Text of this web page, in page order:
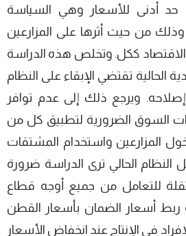
حد أدنى للأسعار وهي السياسة
وذلك من حيث أثرها على المزارعين
والاقتصاد ككل. وتخلص هذه الدراسة
الحالية تقتضي الإبقاء على النظام
ويرجع ذلك إلى عدم توافر
السوق الضرورية لتطبيق كل من
المزارعين واستخدام المشتقات
النظام الحالي ترى الدراسة ضرورة
للتعامل من جميع أوجه قطاع
ربط أسعار الضمان بأسعار القطن
في الإنتاج عند انخفاض الأسعار